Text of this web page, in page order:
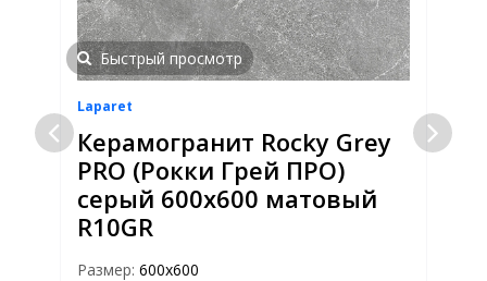
Быстрый просмотр
Laparet
Керамогранит Rocky Grey
PRO (Рокки Грей ПРО)
серый 600x600 матовый
R10GR
Размер: 600x600